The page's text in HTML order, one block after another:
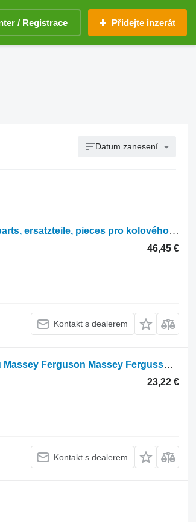
/ Registrace Přidejte inzerát
Datum zanesení
Hydraulický válec Massey Ferguson 7616 7615 7618 parts, ersatzteile, pieces pro kolového traktoru Massey Ferguson 7616 7615 7618
46,45 €
Kontakt s dealerem
Hydraulické čerpadlo D45161000 pro sklízecí mlátičku Massey Ferguson Massey Fergusson MF 30
23,22 €
Kontakt s dealerem